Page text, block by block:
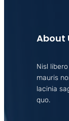
About
Nisl
mauris
lacinia
quo.